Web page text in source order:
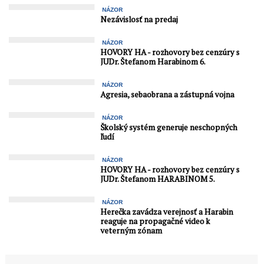
NÁZOR
Nezávislosť na predaj
NÁZOR
HOVORY HA - rozhovory bez cenzúry s
JUDr. Štefanom Harabinom 6.
NÁZOR
Agresia, sebaobrana a zástupná vojna
NÁZOR
Školský systém generuje neschopných
ľudí
NÁZOR
HOVORY HA - rozhovory bez cenzúry s
JUDr. Štefanom HARABINOM 5.
NÁZOR
Herečka zavádza verejnosť a Harabin
reaguje na propagačné video k
veterným zónam